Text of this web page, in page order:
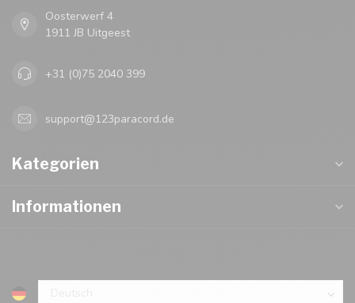
Oosterwerf 4
1911 JB Uitgeest
+31 (0)75 2040 399
support@123paracord.de
Kategorien
Informationen